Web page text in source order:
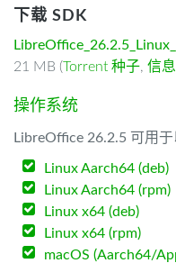
下载 SDK
21 MB (Torrent 种子, 信息
操作系统
LibreOffice 26.2.5 可用
Linux Aarch64 (deb)
Linux Aarch64 (rpm)
Linux x64 (deb)
Linux x64 (rpm)
macOS (Aarch64/